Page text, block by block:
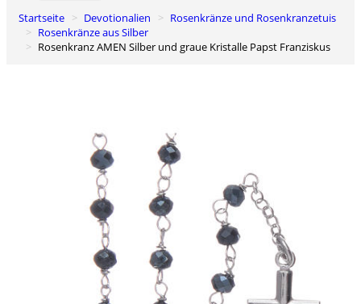
0
Warenkorb
Startseite Devotionalien
Rosenkränze und Rosenkranzetuis
Rosenkränze aus Silber
Rosenkranz AMEN Silber und graue Kristalle Papst Franziskus